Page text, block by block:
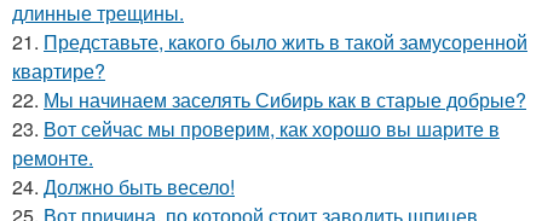
длинные трещины.
21. Представьте, какого было жить в такой замусоренной
квартире?
22. Мы начинаем заселять Сибирь как в старые добрые?
23. Вот сейчас мы проверим, как хорошо вы шарите в
ремонте.
24. Должно быть весело!